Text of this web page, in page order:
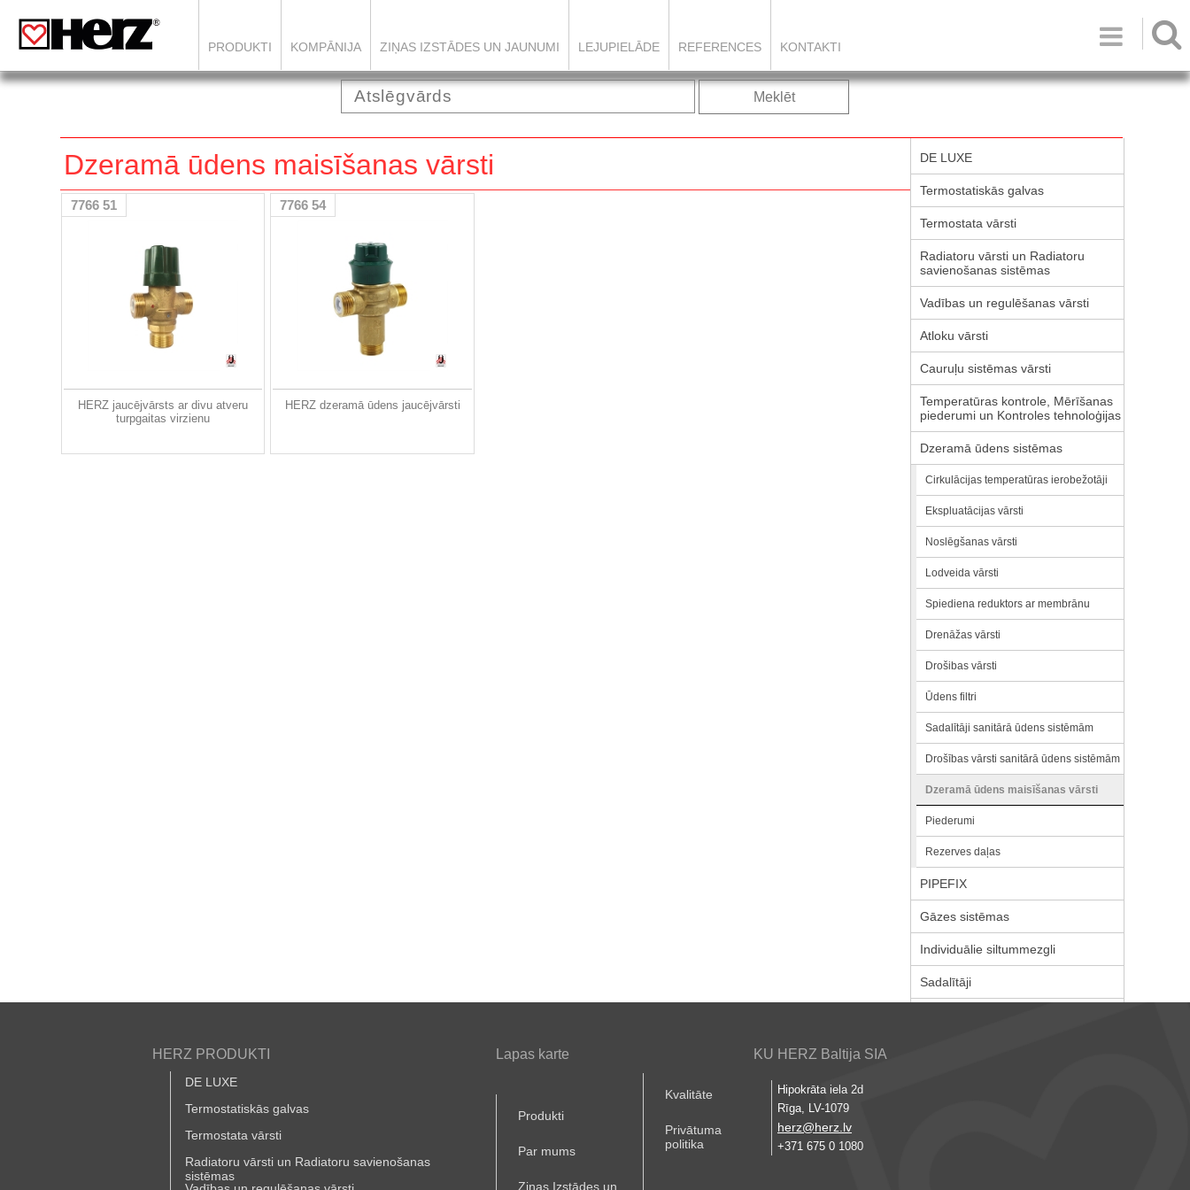

PRODUKTI KOMPĀNIJA ZIŅAS IZSTĀDES UN JAUNUMI LEJUPIELĀDE REFERENCES KONTAKTI
Meklēt
Dzeramā ūdens maisīšanas vārsti
7766 51
HERZ jaucējvārsts ar divu atveru
turpgaitas virzienu
7766 54
HERZ dzeramā ūdens jaucējvārsti
DE LUXE
Termostatiskās galvas
Termostata vārsti
Radiatoru vārsti un Radiatoru
savienošanas sistēmas
Vadības un regulēšanas vārsti
Atloku vārsti
Cauruļu sistēmas vārsti
Temperatūras kontrole, Mērīšanas
piederumi un Kontroles tehnoloģijas
Dzeramā ūdens sistēmas
Cirkulācijas temperatūras ierobežotāji
Ekspluatācijas vārsti
Noslēgšanas vārsti
Lodveida vārsti
Spiediena reduktors ar membrānu
Drenāžas vārsti
Drošibas vārsti
Ūdens filtri
Sadalītāji sanitārā ūdens sistēmām
Drošības vārsti sanitārā ūdens sistēmām
Dzeramā ūdens maisīšanas vārsti
Piederumi
Rezerves daļas
PIPEFIX
Gāzes sistēmas
Individuālie siltummezgli
Sadalītāji
HERZ PRODUKTI
DE LUXE
Termostatiskās galvas
Termostata vārsti
Radiatoru vārsti un Radiatoru savienošanas
sistēmas
Lapas karte
Produkti
Par mums
Ziņas Izstādes un
Kvalitāte
Privātuma
politika
KU HERZ Baltija SIA
Hipokrāta iela 2d
Rīga, LV-1079
herz@herz.lv
+371 675 0 1080